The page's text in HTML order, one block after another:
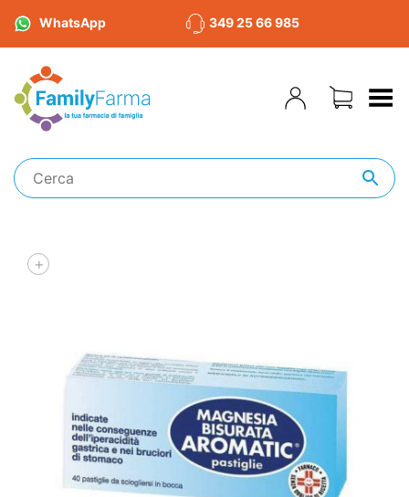
WhatsApp 349 25 66 985
Toggle Menu
+